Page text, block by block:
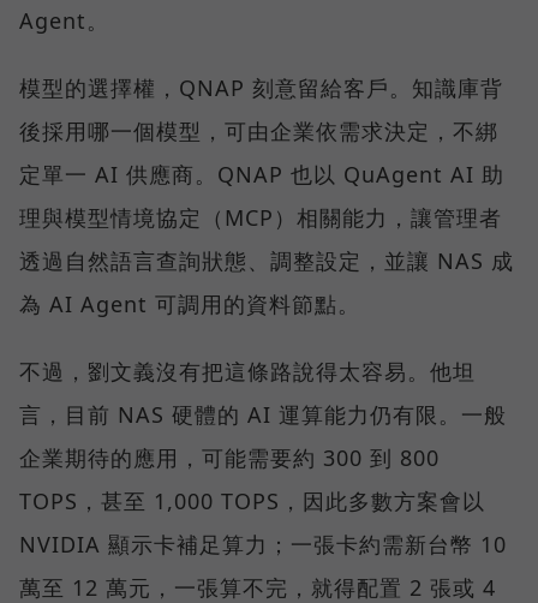
Agent。
模型的選擇權，QNAP 刻意留給客戶。知識庫背
後採用哪一個模型，可由企業依需求決定，不綁
定單一 AI 供應商。QNAP 也以 QuAgent AI 助
理與模型情境協定（MCP）相關能力，讓管理者
透過自然語言查詢狀態、調整設定，並讓 NAS 成
為 AI Agent 可調用的資料節點。
不過，劉文義沒有把這條路說得太容易。他坦
言，目前 NAS 硬體的 AI 運算能力仍有限。一般
企業期待的應用，可能需要約 300 到 800
TOPS，甚至 1,000 TOPS，因此多數方案會以
NVIDIA 顯示卡補足算力；一張卡約需新台幣 10
萬至 12 萬元，一張算不完，就得配置 2 張或 4